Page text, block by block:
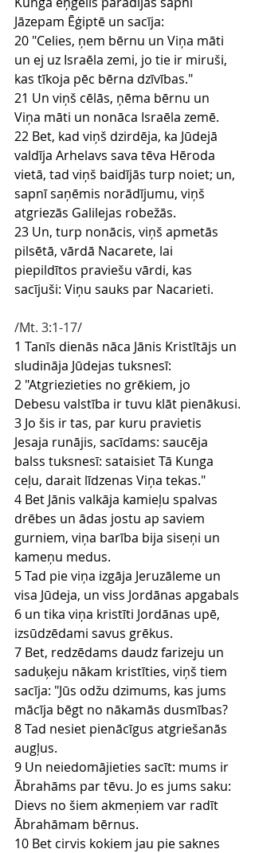
Jāzepam Ēģiptē un sacīja:
20 "Celies, ņem bērnu un Viņa māti
un ej uz Israēla zemi, jo tie ir miruši,
kas tīkoja pēc bērna dzīvības."
21 Un viņš cēlās, ņēma bērnu un
Viņa māti un nonāca Israēla zemē.
22 Bet, kad viņš dzirdēja, ka Jūdejā
valdīja Arhelavs sava tēva Hēroda
vietā, tad viņš baidījās turp noiet; un,
sapnī saņēmis norādījumu, viņš
atgriezās Galilejas robežās.
23 Un, turp nonācis, viņš apmetās
pilsētā, vārdā Nacarete, lai
piepildītos praviešu vārdi, kas
sacījuši: Viņu sauks par Nacarieti.
/Mt. 3:1-17/
1 Tanīs dienās nāca Jānis Kristītājs un
sludināja Jūdejas tuksnesī:
2 "Atgriezieties no grēkiem, jo
Debesu valstība ir tuvu klāt pienākusi.
3 Jo šis ir tas, par kuru pravietis
Jesaja runājis, sacīdams: saucēja
balss tuksnesī: sataisiet Tā Kunga
ceļu, darait līdzenas Viņa tekas."
4 Bet Jānis valkāja kamieļu spalvas
drēbes un ādas jostu ap saviem
gurniem, viņa barība bija siseņi un
kameņu medus.
5 Tad pie viņa izgāja Jeruzāleme un
visa Jūdeja, un viss Jordānas apgabals
6 un tika viņa kristīti Jordānas upē,
izsūdzēdami savus grēkus.
7 Bet, redzēdams daudz farizeju un
saduķeju nākam kristīties, viņš tiem
sacīja: "Jūs odžu dzimums, kas jums
mācīja bēgt no nākamās dusmības?
8 Tad nesiet pienācīgus atgriešanās
augļus.
9 Un neiedomājieties sacīt: mums ir
Ābrahāms par tēvu. Jo es jums saku:
Dievs no šiem akmeņiem var radīt
Ābrahāmam bērnus.
10 Bet cirvis kokiem jau pie saknes